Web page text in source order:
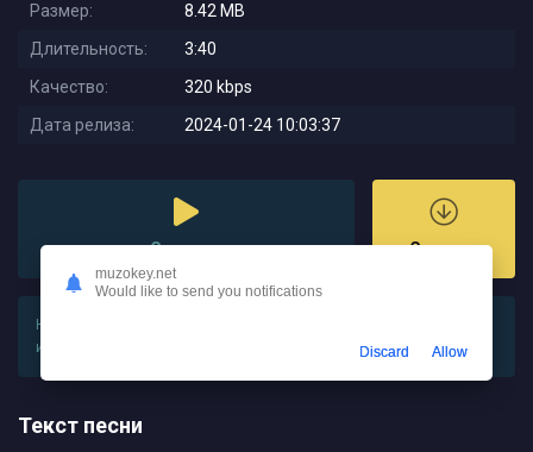
Размер:
8.42 MB
Длительность:
3:40
Качество:
320 kbps
Дата релиза:
2024-01-24 10:03:37
Слушать Скачать
На этой странице вы можете
или слушайте онлайн в хорошем качестве
Текст песни
muzokey.net
Would like to send you notifications
Discard Allow